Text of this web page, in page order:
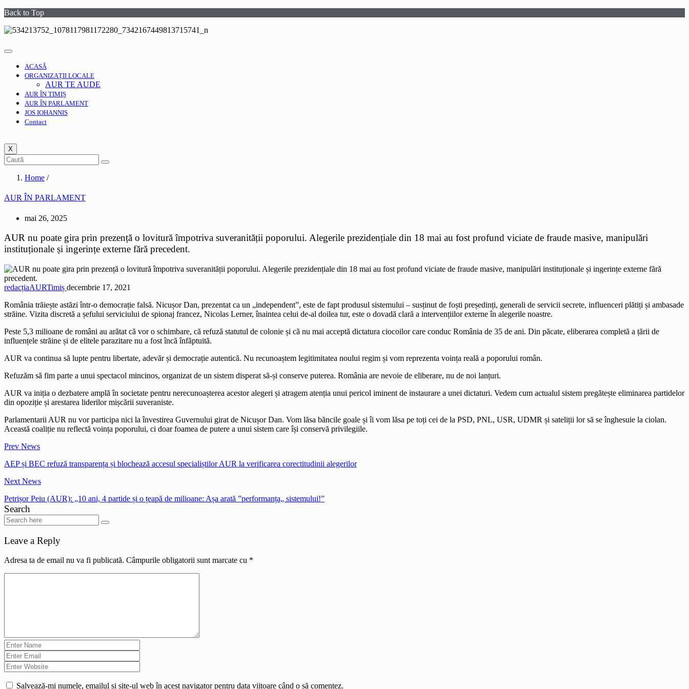
Back to Top
ACASĂ
ORGANIZAȚII LOCALE
AUR TE AUDE
AUR ÎN TIMIȘ
AUR ÎN PARLAMENT
JOS IOHANNIS
Contact
X
Home /
AUR ÎN PARLAMENT
mai 26, 2025
AUR nu poate gira prin prezență o lovitură împotriva suveranității poporului. Alegerile prezidențiale din 18 mai au fost profund viciate de fraude masive, manipulări
instituționale și ingerințe externe fără precedent.
redacțiaAURTimiș decembrie 17, 2021
România trăiește astăzi într-o democrație falsă. Nicușor Dan, prezentat ca un „independent”, este de fapt produsul sistemului – susținut de foști președinți, generali de servicii secrete, influenceri plătiți și ambasade
străine. Vizita discretă a șefului serviciului de spionaj francez, Nicolas Lerner, înaintea celui de-al doilea tur, este o dovadă clară a intervențiilor externe în alegerile noastre.
Peste 5,3 milioane de români au arătat că vor o schimbare, că refuză statutul de colonie și că nu mai acceptă dictatura ciocoilor care conduc România de 35 de ani. Din păcate, eliberarea completă a țării de
influențele străine și de elitele parazitare nu a fost încă înfăptuită.
AUR va continua să lupte pentru libertate, adevăr și democrație autentică. Nu recunoaștem legitimitatea noului regim și vom reprezenta voința reală a poporului român.
Refuzăm să fim parte a unui spectacol mincinos, organizat de un sistem disperat să-și conserve puterea. România are nevoie de eliberare, nu de noi lanțuri.
AUR va iniția o dezbatere amplă în societate pentru nerecunoașterea acestor alegeri și atragem atenția unui pericol iminent de instaurare a unei dictaturi. Vedem cum actualul sistem pregătește eliminarea partidelor
din opoziție și arestarea liderilor mișcării suveraniste.
Parlamentarii AUR nu vor participa nici la învestirea Guvernului girat de Nicușor Dan. Vom lăsa băncile goale și îi vom lăsa pe toți cei de la PSD, PNL, USR, UDMR și sateliții lor să se înghesuie la ciolan.
Această coaliție nu reflectă voința poporului, ci doar foamea de putere a unui sistem care își conservă privilegiile.
Prev News
AEP și BEC refuză transparența și blochează accesul specialiștilor AUR la verificarea corectitudinii alegerilor
Next News
Petrișor Peiu (AUR): „10 ani, 4 partide și o țeapă de milioane: Așa arată ”performanța„ sistemului!”
Search
Leave a Reply
Adresa ta de email nu va fi publicată. Câmpurile obligatorii sunt marcate cu *
Salvează-mi numele, emailul și site-ul web în acest navigator pentru data viitoare când o să comentez.